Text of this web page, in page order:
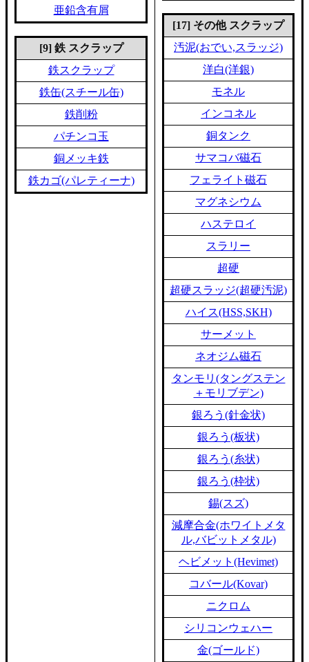
亜鉛含有屑
[9] 鉄 スクラップ
鉄スクラップ
鉄缶(スチール缶)
鉄削粉
パチンコ玉
銅メッキ鉄
鉄カゴ(パレティーナ)
[17] その他 スクラップ
汚泥(おでい,スラッジ)
洋白(洋銀)
モネル
インコネル
銅タンク
サマコバ磁石
フェライト磁石
マグネシウム
ハステロイ
スラリー
超硬
超硬スラッジ(超硬汚泥)
ハイス(HSS,SKH)
サーメット
ネオジム磁石
タンモリ(タングステン
＋モリブデン)
銀ろう(針金状)
銀ろう(板状)
銀ろう(糸状)
銀ろう(枠状)
錫(スズ)
減摩合金(ホワイトメタ
ル,バビットメタル)
ヘビメット(Hevimet)
コバール(Kovar)
ニクロム
シリコンウェハー
金(ゴールド)